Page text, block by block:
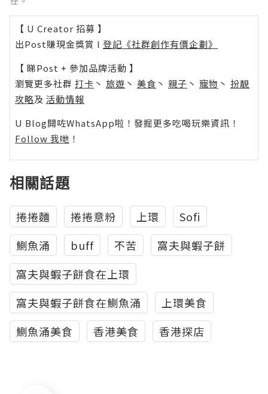
【 U Creator 招募 】
出Post賺現金獎賞 l 登記《社群創作有價企劃》
【 睇Post + 參加品牌活動 】
瀏覽更多社群 打卡 丶 旅遊 丶 美食 丶 親子 丶 寵物 丶 扮靚
攻略及 活動情報
U Blog開咗WhatsApp啦！發掘更多吃喝玩樂資訊！
Follow 我哋 ！
相關話題
捲捲麵 捲捲意粉 上環
Sofi
鰂魚涌
buff 不苦
窩夫與蝦子餅
窩夫與蝦子餅食在上環
窩夫與蝦子餅食在鰂魚涌
上環美食
鰂魚涌美食
香港美食 香港探店